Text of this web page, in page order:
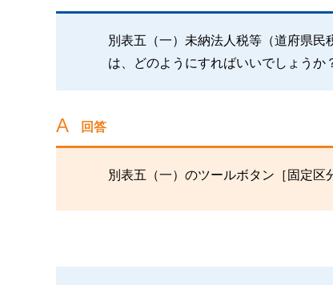
別表五（一）未納法人税等（道府県
は、どのようにすればいいでしょうか
回答
別表五（一）のツールボタン［固定区